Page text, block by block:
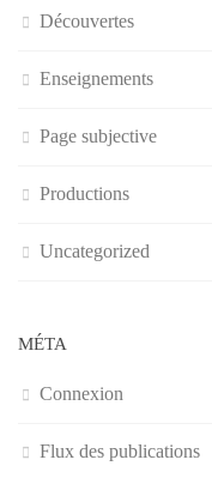
Découvertes
Enseignements
Page subjective
Productions
Uncategorized
MÉTA
Connexion
Flux des publications